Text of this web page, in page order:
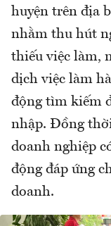
huyện trên địa
nhằm thu hút
thiếu việc làm,
dịch việc làm
động tìm kiếm
nhập. Đồng
doanh nghiệp
động đáp ứng
doanh.